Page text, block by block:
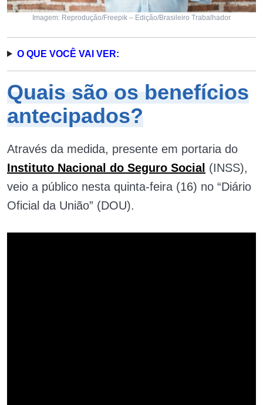
Imagem: Reprodução/Freepik – Edição/Brasileiro Trabalhador
O QUE VOCÊ VAI VER:
Quais são os benefícios
antecipados?
Através da medida, presente em portaria do
Instituto Nacional do Seguro Social (INSS),
veio a público nesta quinta-feira (16) no “Diário
Oficial da União” (DOU).